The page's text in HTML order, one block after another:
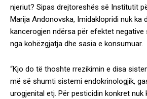
njeriut? Sipas drejtoreshës së Institutit
Marija Andonovska, Imidaklopridi nuk ka
kancerogjen ndërsa për efektet
nga kohëzgjatja dhe sasia e konsumuar.
“Kjo do të thoshte rrezikimin e disa
më së shumti sistemi endokrinologjik,
urogjenital etj. Për pesticidin konkret nuk